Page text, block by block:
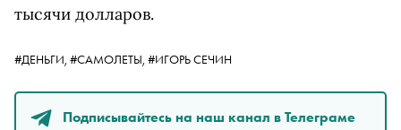
тысячи долларов.
#ДЕНЬГИ, #САМОЛЕТЫ, #ИГОРЬ СЕЧИН
Подписывайтесь на наш канал в Телеграме